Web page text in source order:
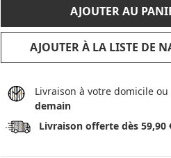
AJOUTER AU
AJOUTER À LA LISTE DE
Livraison à votre domicile
demain
Livraison offerte dès 59,90